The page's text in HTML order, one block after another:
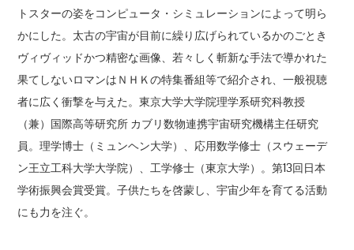
トスターの姿をコンピュータ・シミュレーションによって明ら
かにした。太古の宇宙が目前に繰り広げられているかのごとき
ヴィヴィッドかつ精密な画像、若々しく斬新な手法で導かれた
果てしないロマンはＮＨＫの特集番組等で紹介され、一般視聴
者に広く衝撃を与えた。東京大学大学院理学系研究科教授
（兼）国際高等研究所 カブリ数物連携宇宙研究機構主任研究
員。理学博士（ミュンヘン大学）、応用数学修士（スウェーデ
ン王立工科大学大学院）、工学修士（東京大学）。第13回日本
学術振興会賞受賞。子供たちを啓蒙し、宇宙少年を育てる活動
にも力を注ぐ。